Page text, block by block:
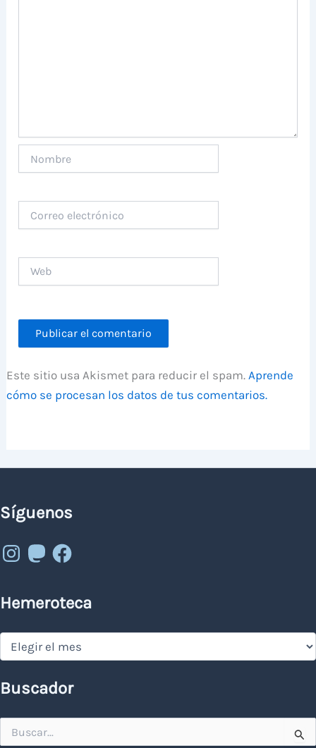
electrónico
Este sitio usa Akismet para reducir el spam.Aprende
cómo se procesan los datos de tus comentarios.
Síguenos
Instagram
MastodonFacebook
Hemeroteca
Hemeroteca
Buscador
por: